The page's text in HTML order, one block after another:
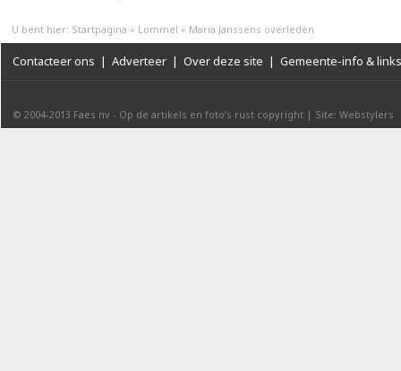
U bent hier: Startpagina » Lommel » Maria Janssens overleden
Contacteer ons | Adverteer | Over deze site | Gemeente-info & links
© 2004-2013 Faes nv - Op de artikels en foto’s rust copyright | Site: Webstylers